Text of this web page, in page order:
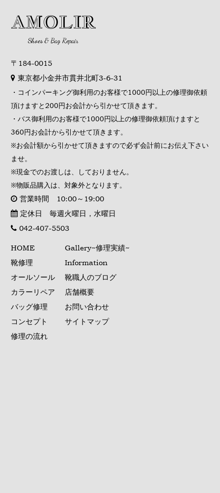
AMOLIR
Shoes & Bag Repair
〒184-0015
東京都小金井市貫井北町3-6-31
・コインパーキング御利用のお客様で1000円以上の修理御依頼
頂けますと200円お会計から引かせて頂きます。
・バス御利用のお客様で1000円以上の修理御依頼頂けますと
360円お会計から引かせて頂きます。
※お会計額から引かせて頂きますので必ず会計前にお伝え下さい
ませ。
※現金でのお渡しは、しておりません。
※物販品購入は、対象外となります。
営業時間 10:00～19:00
定休日 毎週火曜日，水曜日
042-407-5503
HOME
靴修理
オールソール
カラーリペア
バッグ修理
コンセプト
修理の流れ
Gallery~修理実績~
Information
靴職人のブログ
店舗概要
お問い合わせ
サイトマップ